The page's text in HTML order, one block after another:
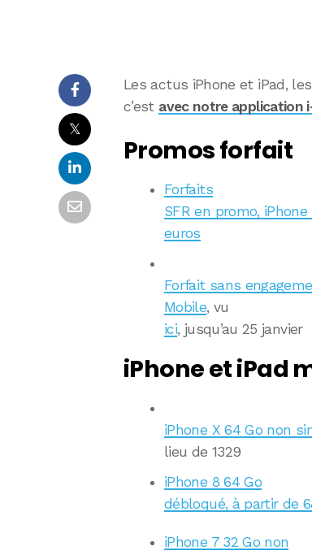
𝕏
Les actus iPhone et iPad,
c’est avec notre application
Promos forfait
Forfaits
SFR en promo,
euros
Forfait sans
Mobile, vu
ici, jusqu’au 25 janvier
iPhone et iPad
iPhone X 64 Go non
lieu de 1329
iPhone 8 64 Go
débloqué, à partir de
iPhone 7 32 Go non